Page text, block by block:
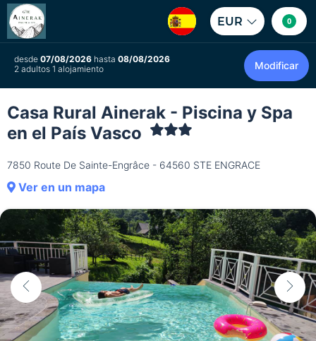
EUR 0
desde 07/08/2026 hasta 08/08/2026
2 adultos 1 alojamiento
Modificar
Casa Rural Ainerak - Piscina y Spa
en el País Vasco
7850 Route De Sainte-Engrâce - 64560 STE ENGRACE
Ver en un mapa